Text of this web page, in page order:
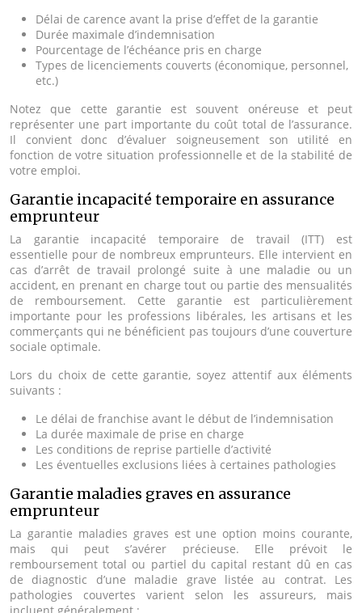
Délai de carence avant la prise d’effet de la garantie
Durée maximale d’indemnisation
Pourcentage de l’échéance pris en charge
Types de licenciements couverts (économique, personnel,
etc.)
Notez que cette garantie est souvent onéreuse et peut
représenter une part importante du coût total de l’assurance.
Il convient donc d’évaluer soigneusement son utilité en
fonction de votre situation professionnelle et de la stabilité de
votre emploi.
Garantie incapacité temporaire en assurance
emprunteur
La garantie incapacité temporaire de travail (ITT) est
essentielle pour de nombreux emprunteurs. Elle intervient en
cas d’arrêt de travail prolongé suite à une maladie ou un
accident, en prenant en charge tout ou partie des mensualités
de remboursement. Cette garantie est particulièrement
importante pour les professions libérales, les artisans et les
commerçants qui ne bénéficient pas toujours d’une couverture
sociale optimale.
Lors du choix de cette garantie, soyez attentif aux éléments
suivants :
Le délai de franchise avant le début de l’indemnisation
La durée maximale de prise en charge
Les conditions de reprise partielle d’activité
Les éventuelles exclusions liées à certaines pathologies
Garantie maladies graves en assurance
emprunteur
La garantie maladies graves est une option moins courante,
mais qui peut s’avérer précieuse. Elle prévoit le
remboursement total ou partiel du capital restant dû en cas
de diagnostic d’une maladie grave listée au contrat. Les
pathologies couvertes varient selon les assureurs, mais